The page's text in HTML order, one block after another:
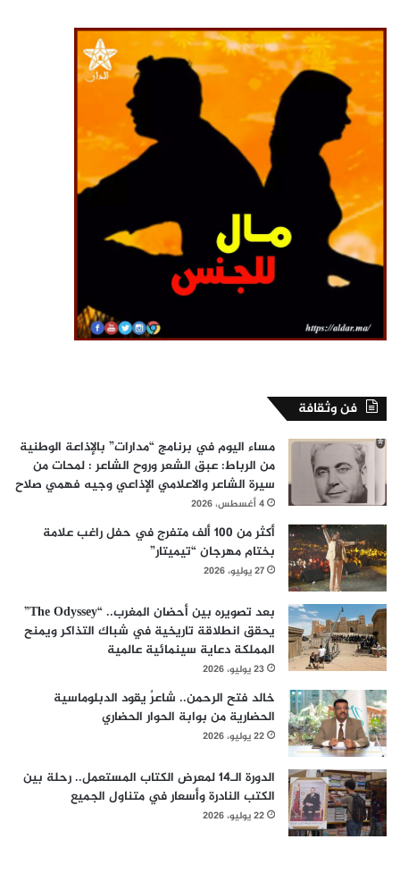
فن وثقافة
مساء اليوم في برنامج “مدارات” بالإذاعة الوطنية
من الرباط: عبق الشعر وروح الشاعر : لمحات من
سيرة الشاعر والاعلامي الإذاعي وجيه فهمي صلاح
4 أغسطس، 2026
أكثر من 100 ألف متفرج في حفل راغب علامة
بختام مهرجان “تيميتار”
27 يوليو، 2026
بعد تصويره بين أحضان المغرب.. “The Odyssey”
يحقق انطلاقة تاريخية في شباك التذاكر ويمنح
المملكة دعاية سينمائية عالمية
23 يوليو، 2026
خالد فتح الرحمن.. شاعرٌ يقود الدبلوماسية
الحضارية من بوابة الحوار الحضاري
22 يوليو، 2026
الدورة الـ14 لمعرض الكتاب المستعمل.. رحلة بين
الكتب النادرة وأسعار في متناول الجميع
22 يوليو، 2026